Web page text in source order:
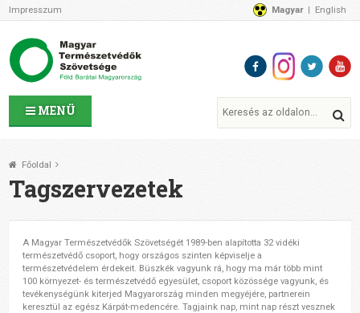
MENÜ
Impresszum Magyar English
Az MTVSZ-ről
Programok
MTVSZ ügyek és események
Tagszervezetek
Támogatóink
CSATLAKOZZ hozzánk!
1%
Segítsd a munkánkat!
Adományozz!
Támogatás
Főoldal
Tagszervezetek
A Magyar Természetvédők Szövetségét 1989-ben alapította 32 vidéki
természetvédő csoport, hogy országos szinten képviselje a
természetvédelem érdekeit. Büszkék vagyunk rá, hogy ma már több mint
100 környezet- és természetvédő egyesület, csoport közössége vagyunk, és
tevékenységünk kiterjed Magyarország minden megyéjére, partnerein
keresztül az egész Kárpát-medencére. Tagjaink nap, mint nap részt vesznek